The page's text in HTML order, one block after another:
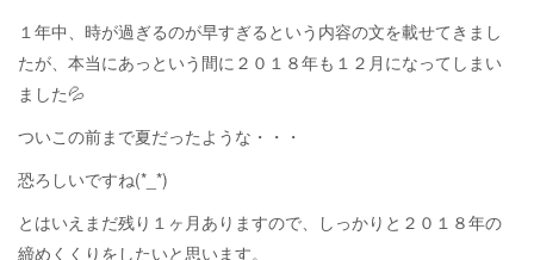
１年中、時が過ぎるのが早すぎるという内容の文を載せてきまし
たが、本当にあっという間に２０１８年も１２月になってしまい
ました💦
ついこの前まで夏だったような・・・
恐ろしいですね(*_*)
とはいえまだ残り１ヶ月ありますので、しっかりと２０１８年の
締めくくりをしたいと思います。